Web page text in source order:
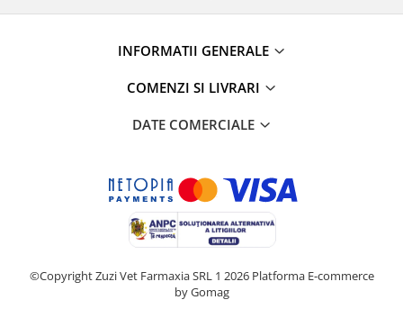
INFORMATII GENERALE
COMENZI SI LIVRARI
DATE COMERCIALE
©Copyright Zuzi Vet Farmaxia SRL 1 2026 Platforma E-commerce
by Gomag